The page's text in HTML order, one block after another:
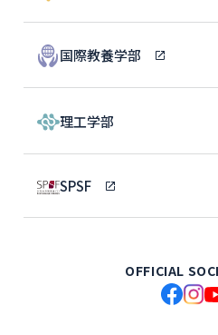
国際教養学部
理工学部
SPSF
OFFICIAL